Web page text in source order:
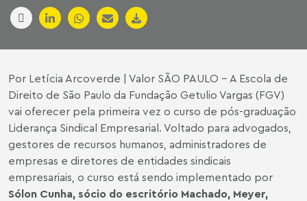
Por Letícia Arcoverde | Valor SÃO PAULO - A Escola de
Direito de São Paulo da Fundação Getulio Vargas (FGV)
vai oferecer pela primeira vez o curso de pós-graduação
Liderança Sindical Empresarial. Voltado para advogados,
gestores de recursos humanos, administradores de
empresas e diretores de entidades sindicais
empresariais, o curso está sendo implementado por
Sólon Cunha, sócio do escritório Machado, Meyer,